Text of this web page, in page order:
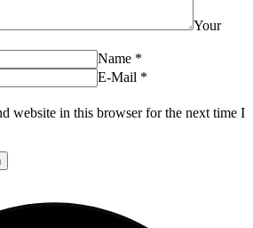
Your
Name *
E-Mail *
website in this browser for the next time I